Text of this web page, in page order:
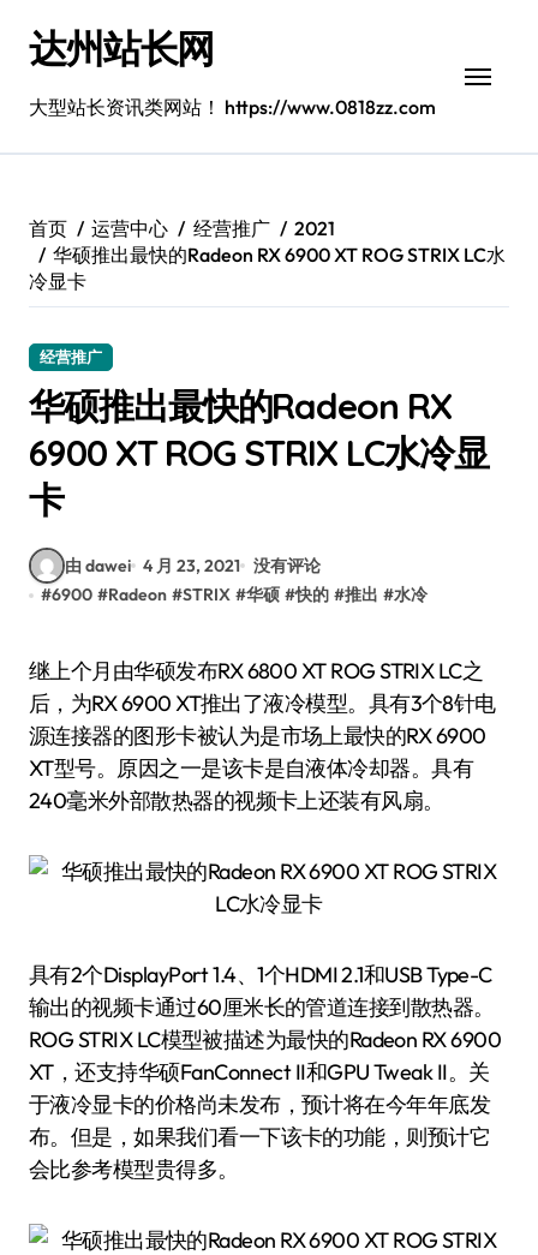
达州站长网
大型站长资讯类网站！ https://www.0818zz.com
首页 运营中心 经营推广
2021
华硕推出最快的Radeon RX 6900 XT ROG STRIX LC水
冷显卡
经营推广
华硕推出最快的Radeon RX
6900 XT ROG STRIX LC水冷显
卡
由 dawei 4 月 23, 2021 没有评论
#6900 #Radeon #STRIX #华硕 #快的 #推出 #水冷
继上个月由华硕发布RX 6800 XT ROG STRIX LC之
后，为RX 6900 XT推出了液冷模型。具有3个8针电
源连接器的图形卡被认为是市场上最快的RX 6900
XT型号。原因之一是该卡是自液体冷却器。具有
240毫米外部散热器的视频卡上还装有风扇。
具有2个DisplayPort 1.4、1个HDMI 2.1和USB Type-C
输出的视频卡通过60厘米长的管道连接到散热器。
ROG STRIX LC模型被描述为最快的Radeon RX 6900
XT，还支持华硕FanConnect II和GPU Tweak II。关
于液冷显卡的价格尚未发布，预计将在今年年底发
布。但是，如果我们看一下该卡的功能，则预计它
会比参考模型贵得多。